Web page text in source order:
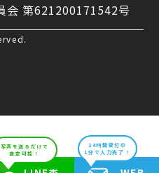
会 第621200171542号
写真を送るだけで
査定可能！
24時間受付中
1分で入力完了！